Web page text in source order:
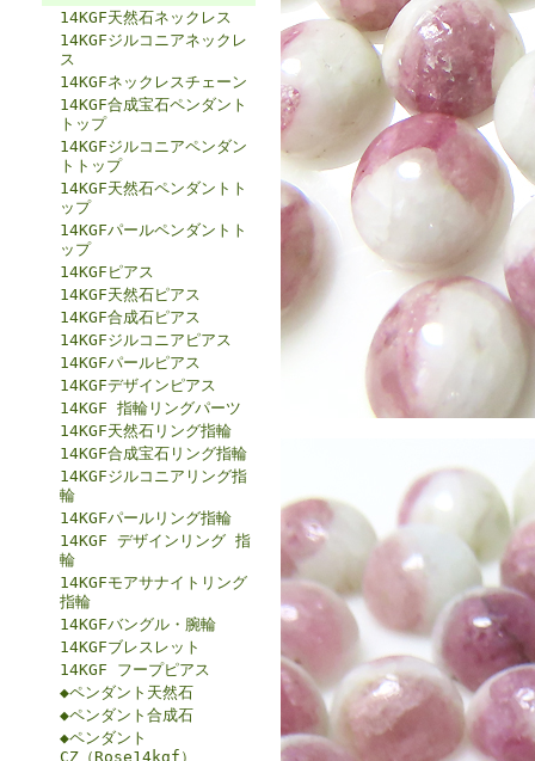
14KGF天然石ネックレス
14KGFジルコニアネックレ
ス
14KGFネックレスチェーン
14KGF合成宝石ペンダント
トップ
14KGFジルコニアペンダン
トトップ
14KGF天然石ペンダントト
ップ
14KGFパールペンダントト
ップ
14KGFピアス
14KGF天然石ピアス
14KGF合成石ピアス
14KGFジルコニアピアス
14KGFパールピアス
14KGFデザインピアス
14KGF 指輪リングパーツ
14KGF天然石リング指輪
14KGF合成宝石リング指輪
14KGFジルコニアリング指
輪
14KGFパールリング指輪
14KGF デザインリング 指
輪
14KGFモアサナイトリング
指輪
14KGFバングル・腕輪
14KGFブレスレット
14KGF フープピアス
◆ペンダント天然石
◆ペンダント合成石
◆ペンダント
CZ（Rose14kgf）